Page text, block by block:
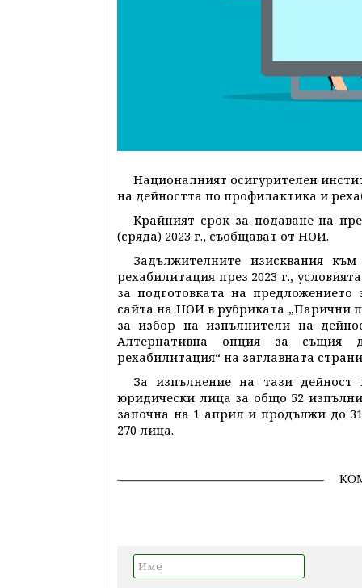
Националният осигурителен
на дейността по профилактика и
Крайният срок за подаване на
(сряда) 2023 г., съобщават от НОИ.
Задължителните изисквания
рехабилитация през 2023 г.,
за подготовката на
сайта на НОИ в рубриката „Парични
за избор на изпълнители на
Алтернативна опция за същия
рехабилитация“ на заглавната
За изпълнение на тази
юридически лица за общо 52
започна на 1 април и продължи до
270 лица.